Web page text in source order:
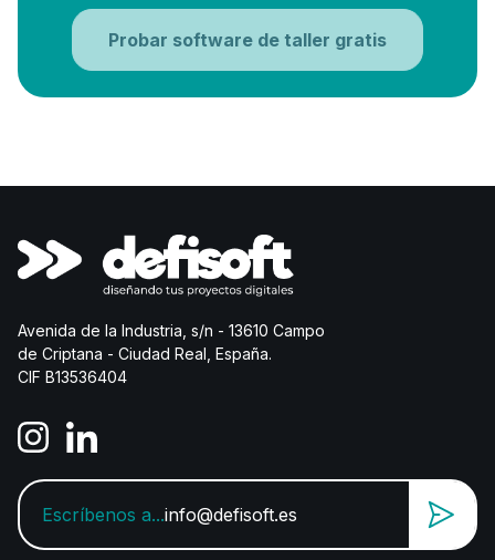
Probar software de taller gratis
Avenida de la Industria, s/n - 13610 Campo
de Criptana - Ciudad Real, España.
CIF B13536404
Escríbenos a...info@defisoft.es